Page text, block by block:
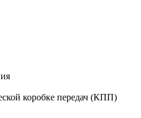
коробке передач (КПП)